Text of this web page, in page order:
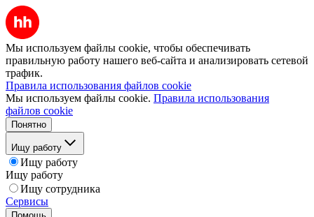
Мы используем файлы cookie, чтобы обеспечивать
правильную работу нашего веб-сайта и анализировать сетевой
трафик.
Правила использования файлов cookie
Мы используем файлы cookie. Правила использования
файлов cookie
Понятно
Ищу работу
Ищу работу
Ищу работу
Ищу сотрудника
Сервисы